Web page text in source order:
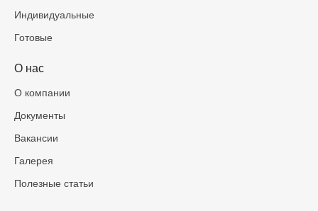
Индивидуальные
Готовые
О нас
О компании
Документы
Вакансии
Галерея
Полезные статьи